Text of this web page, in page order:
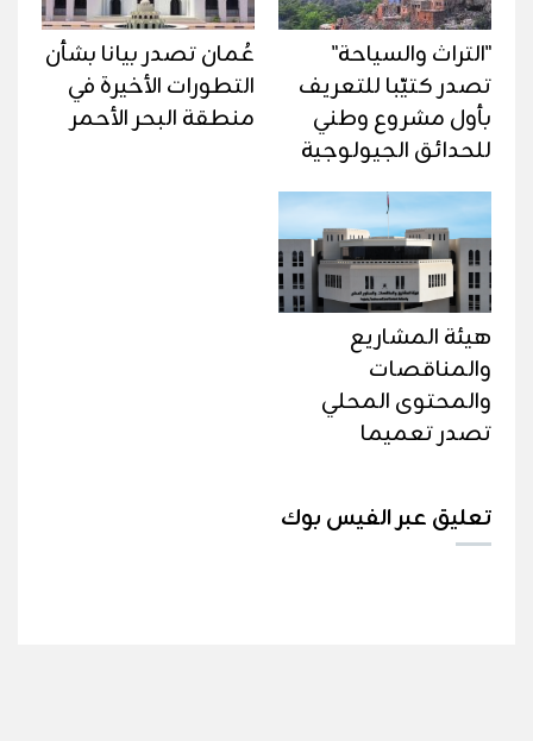
"التراث والسياحة"
تصدر كتيّبا للتعريف
بأول مشروع وطني
للحدائق الجيولوجية
عُمان تصدر بيانا بشأن
التطورات الأخيرة في
منطقة البحر الأحمر
هيئة المشاريع
والمناقصات
والمحتوى المحلي
تصدر تعميما
تعليق عبر الفيس بوك